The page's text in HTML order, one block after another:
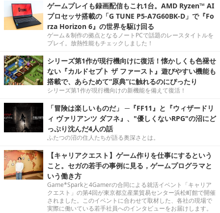
ゲームプレイも録画配信もこれ1台。AMD Ryzen™ AI
プロセッサ搭載の「G TUNE P5-A7G60BK-D」で『Fo
rza Horizon 6』の世界を駆け回る
ゲーム＆制作の拠点となるノートPCで話題のレースタイトルを
プレイ。放熱性能もチェックしました！
シリーズ第1作が現行機向けに復活！懐かしくも色褪せ
ない『カルドセプト ザ ファースト』遊びやすい機能も
搭載で、あらためて“原典”に触れるのにぴったり
シリーズ第1作が現行機向けの新機能を備えて復活！
「冒険は楽しいものだ」 ─『FF11』と『ウィザードリ
ィ ヴァリアンツ ダフネ』、"優しくないRPG"の沼にど
っぷり沈んだ4人の話
ふたつの沼の住人たちが語る奥深さとは。
【キャリアクエスト】ゲーム作りを仕事にするという
こと。セガの若手の事例に見る，ゲームプログラマと
いう働き方
Game*Sparkと4Gamerの合同による就活イベント「キャリア
クエスト」の第4回が東京都立産業貿易センター浜松町館で開催
されました。このイベントに合わせて取材した、各社の現場で
実際に働いている若手社員へのインタビューをお届けします。